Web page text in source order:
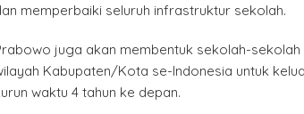
memperbaiki seluruh infrastruktur sekolah.
juga akan membentuk sekolah-
Kabupaten/Kota se-Indonesia untuk
waktu 4 tahun ke depan.